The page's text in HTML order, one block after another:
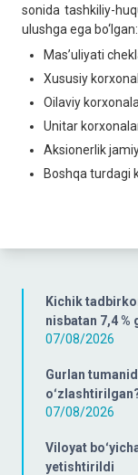
Kichik
nisbatan 7,4
07/08/2026
Gurlan
07/08/2026
Viloyat
yetishtirildi
sonida tashkiliy-
ulushga ega bo‘lgan:
Mas’uliyati
Xususiy
Oilaviy
Unitar
Aksionerlik
Boshqa turdagi